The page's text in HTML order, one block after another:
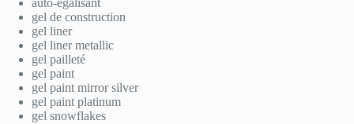
auto-égalisant
gel de construction
gel liner
gel liner metallic
gel pailleté
gel paint
gel paint mirror silver
gel paint platinum
gel snowflakes